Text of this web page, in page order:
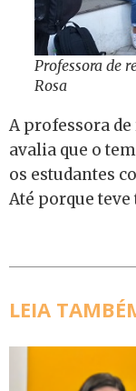
Professora de
Rosa
A professora
avalia que o
os estudantes
Até porque teve
LEIA